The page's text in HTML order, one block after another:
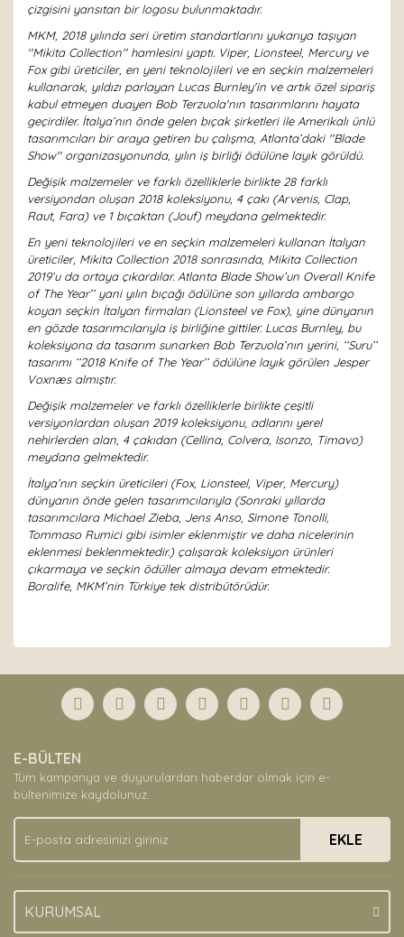
çizgisini yansıtan bir logosu bulunmaktadır.
MKM, 2018 yılında seri üretim standartlarını yukarıya taşıyan
''Mikita Collection'' hamlesini yaptı. Viper, Lionsteel, Mercury ve
Fox gibi üreticiler, en yeni teknolojileri ve en seçkin malzemeleri
kullanarak, yıldızı parlayan Lucas Burnley'in ve artık özel sipariş
kabul etmeyen duayen Bob Terzuola'nın tasarımlarını hayata
geçirdiler. İtalya’nın önde gelen bıçak şirketleri ile Amerikalı ünlü
tasarımcıları bir araya getiren bu çalışma, Atlanta’daki ''Blade
Show'' organizasyonunda, yılın iş birliği ödülüne layık görüldü.
Değişik malzemeler ve farklı özelliklerle birlikte 28 farklı
versiyondan oluşan 2018 koleksiyonu, 4 çakı (Arvenis, Clap,
Raut, Fara) ve 1 bıçaktan (Jouf) meydana gelmektedir.
En yeni teknolojileri ve en seçkin malzemeleri kullanan İtalyan
üreticiler, Mikita Collection 2018 sonrasında, Mikita Collection
2019’u da ortaya çıkardılar. Atlanta Blade Show’un Overall Knife
of The Year’’ yani yılın bıçağı ödülüne son yıllarda ambargo
koyan seçkin İtalyan firmaları (Lionsteel ve Fox), yine dünyanın
en gözde tasarımcılarıyla iş birliğine gittiler. Lucas Burnley, bu
koleksiyona da tasarım sunarken Bob Terzuola’nın yerini, ‘‘Suru’’
tasarımı ‘‘2018 Knife of The Year’’ ödülüne layık görülen Jesper
Voxnæs almıştır.
Değişik malzemeler ve farklı özelliklerle birlikte çeşitli
versiyonlardan oluşan 2019 koleksiyonu, adlarını yerel
nehirlerden alan, 4 çakıdan (Cellina, Colvera, Isonzo, Timavo)
meydana gelmektedir.
İtalya’nın seçkin üreticileri (Fox, Lionsteel, Viper, Mercury)
dünyanın önde gelen tasarımcılarıyla (Sonraki yıllarda
tasarımcılara Michael Zieba, Jens Anso, Simone Tonolli,
Tommaso Rumici gibi isimler eklenmiştir ve daha nicelerinin
eklenmesi beklenmektedir.) çalışarak koleksiyon ürünleri
çıkarmaya ve seçkin ödüller almaya devam etmektedir.
Boralife, MKM’nin Türkiye tek distribütörüdür.
Yorum Yaz
formunu kullanarak tarafımıza iletebilirsiniz.
Görüş ve önerileriniz için teşekkür ederiz.
Ürün açıklamasında eksik bilgiler bulunuyor.
Ürün bilgilerinde hatalar bulunuyor.
Ürün fiyatı diğer sitelerden daha pahalı.
Bu ürüne benzer farklı alternatifler olmalı.
E-BÜLTEN
Tüm kampanya ve duyurulardan haberdar olmak için e-
bültenimize kaydolunuz.
EKLE
KURUMSAL